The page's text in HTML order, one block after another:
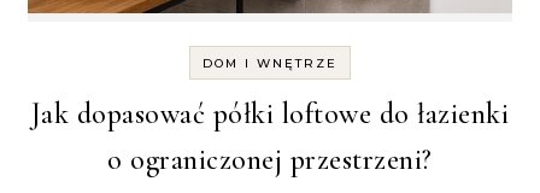
DOM I WNĘTRZE
Jak dopasować półki loftowe do łazienki
o ograniczonej przestrzeni?